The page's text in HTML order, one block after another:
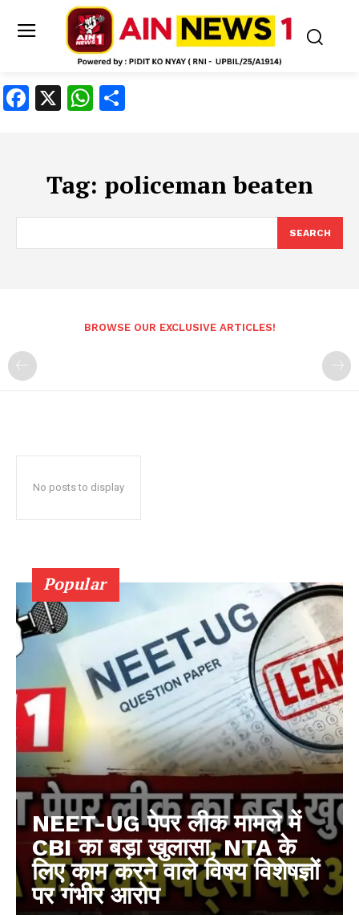
Facebook
X WhatsApp
Tag: policeman beaten
SEARCH
BROWSE OUR EXCLUSIVE ARTICLES!
No posts to display
Popular
NEET-UG पेपर लीक मामले में
CBI का बड़ा खुलासा, NTA के
लिए काम करने वाले विषय विशेषज्ञों
पर गंभीर आरोप